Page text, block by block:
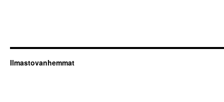
Ilmastovanhemmat